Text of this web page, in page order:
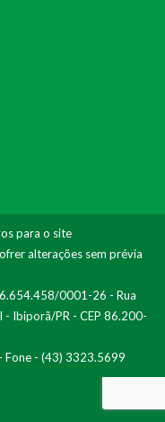
para o site
alterações sem prévia
0001-26 - Rua
Ibiporã/PR - CEP 86.200-
Fone - (43) 3323.5699